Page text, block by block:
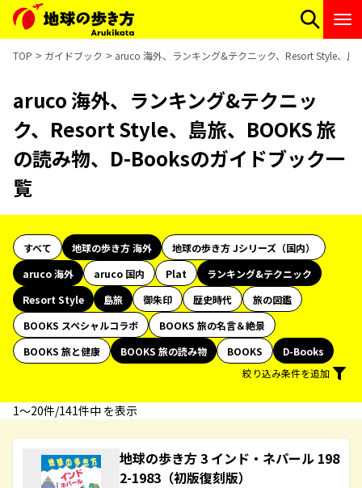
TOP ガイドブック aruco 海外、ランキング&テクニック、Resort Style、
aruco 海外、ランキング&テクニッ
ク、Resort Style、島旅、BOOKS 旅
の読み物、D-Booksのガイドブック一
覧
すべて 地球の歩き方 海外
地球の歩き方 Jシリーズ（国内）
aruco 海外
aruco 国内 Plat
ランキング&テクニック
Resort Style
島旅 御朱印 歴史時代
旅の図鑑
BOOKS スペシャルコラボ
BOOKS 旅の名言＆絶景
BOOKS 旅と健康
BOOKS 旅の読み物 BOOKS
D-Books
絞り込み条件を追加
1〜20件/141件中 を表示
地球の歩き方 3 インド・ネパール 198
2-1983（初版復刻版）